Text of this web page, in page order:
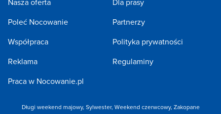
Poleć Nocowanie
Współpraca
Reklama
Praca w Nocowanie.pl
Partnerzy
Polityka prywatności
Regulaminy
Długi weekend majowy, Sylwester, Weekend czerwcowy, Zakopane